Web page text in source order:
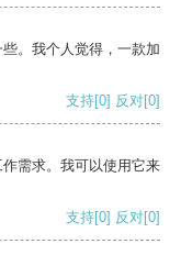
。我个人觉得，一款加
支持[0] 反对[0]
需求。我可以使用它来
支持[0] 反对[0]